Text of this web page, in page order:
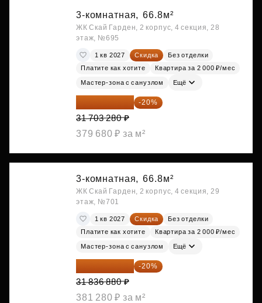
3-комнатная, 66.8м²
ЖК Скай Гарден, 2 корпус, 4 секция, 28
этаж, №695
1 кв 2027 Скидка
Без отделки
Платите как хотите
Квартира за 2 000 ₽/мес
Мастер-зона с санузлом Ещё
25 362 624 ₽ -20%
31 703 280 ₽
379 680 ₽ за м²
3-комнатная, 66.8м²
ЖК Скай Гарден, 2 корпус, 4 секция, 29
этаж, №701
1 кв 2027 Скидка
Без отделки
Платите как хотите
Квартира за 2 000 ₽/мес
Мастер-зона с санузлом Ещё
25 469 504 ₽ -20%
31 836 880 ₽
381 280 ₽ за м²